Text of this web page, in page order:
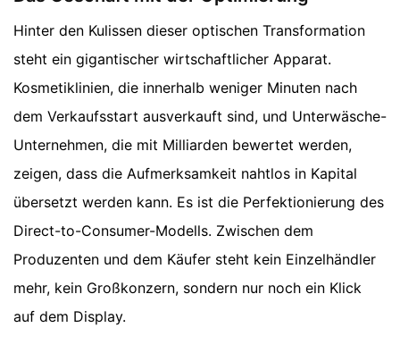
Hinter den Kulissen dieser optischen Transformation
steht ein gigantischer wirtschaftlicher Apparat.
Kosmetiklinien, die innerhalb weniger Minuten nach
dem Verkaufsstart ausverkauft sind, und Unterwäsche-
Unternehmen, die mit Milliarden bewertet werden,
zeigen, dass die Aufmerksamkeit nahtlos in Kapital
übersetzt werden kann. Es ist die Perfektionierung des
Direct-to-Consumer-Modells. Zwischen dem
Produzenten und dem Käufer steht kein Einzelhändler
mehr, kein Großkonzern, sondern nur noch ein Klick
auf dem Display.